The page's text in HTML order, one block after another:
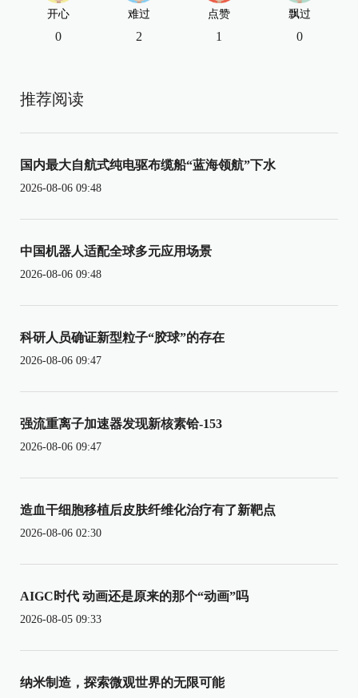
开心
0
难过
2
点赞
1
飘过
0
推荐阅读
国内最大自航式纯电驱布缆船“蓝海领航”下水
2026-08-06 09:48
中国机器人适配全球多元应用场景
2026-08-06 09:48
科研人员确证新型粒子“胶球”的存在
2026-08-06 09:47
强流重离子加速器发现新核素铪-153
2026-08-06 09:47
造血干细胞移植后皮肤纤维化治疗有了新靶点
2026-08-06 02:30
AIGC时代 动画还是原来的那个“动画”吗
2026-08-05 09:33
纳米制造，探索微观世界的无限可能